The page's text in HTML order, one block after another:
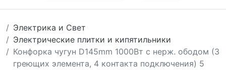
Электрика и Свет
Электрические плитки и кипятильники
Конфорка чугун D145mm 1000Вт с нерж. ободом (3
греющих элемента, 4 контакта подключения) 5